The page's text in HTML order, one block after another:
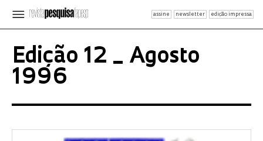
assine newsletter edição impressa
Edição 12 _ Agosto
1996